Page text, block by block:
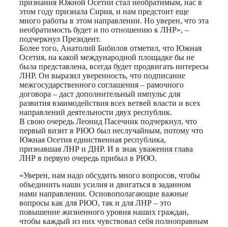
признания Южной Осетии стал необратимым, нас в
этом году признала Сирия, и нам предстоит еще
много работы в этом направлении. Но уверен, что эта
необратимость будет и по отношению к ЛНР», –
подчеркнул Президент.
Более того, Анатолий Бибилов отметил, что Южная
Осетия, на какой международной площадке бы не
была представлена, всегда будет продвигать интересы
ЛНР. Он выразил уверенность, что подписание
межгосударственного соглашения – рамочного
договора – даст дополнительный импульс для
развития взаимодействия всех ветвей власти и всех
направлений деятельности двух республик.
В свою очередь Леонид Пасечник подчеркнул, что
первый визит в РЮО был неслучайным, потому что
Южная Осетия единственная республика,
признавшая ЛНР и ДНР. И в знак уважения глава
ЛНР в первую очередь прибыл в РЮО.
«Уверен, нам надо обсудить много вопросов, чтобы
объединить наши усилия и двигаться в заданном
нами направлении. Основополагающие важные
вопросы как для РЮО, так и для ЛНР – это
повышение жизненного уровня наших граждан,
чтобы каждый из них чувствовал себя полноправным